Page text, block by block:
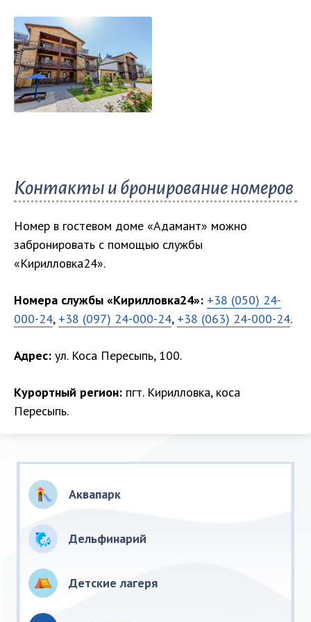
ссылке.
дельфинарий
Контакты и бронирование номеров
Номер в гостевом доме «Адамант» можно
забронировать с помощью службы
«Кирилловка24».
Номера службы «Кирилловка24»: +38 (050) 24-
000-24, +38 (097) 24-000-24, +38 (063) 24-000-24.
Адрес: ул. Коса Пересыпь, 100.
Курортный регион: пгт. Кирилловка, коса
Пересыпь.
Аквапарк
Дельфинарий
Детские лагеря